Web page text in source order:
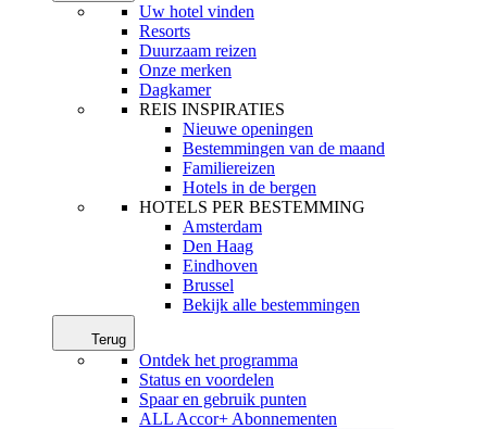
Uw hotel vinden
Resorts
Duurzaam reizen
Onze merken
Dagkamer
REIS INSPIRATIES
Nieuwe openingen
Bestemmingen van de maand
Familiereizen
Hotels in de bergen
HOTELS PER BESTEMMING
Amsterdam
Den Haag
Eindhoven
Brussel
Bekijk alle bestemmingen
Terug
Ontdek het programma
Status en voordelen
Spaar en gebruik punten
ALL Accor+ Abonnementen